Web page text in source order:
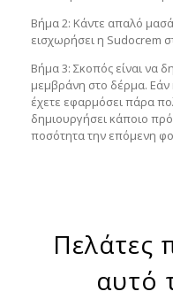
Βήμα 2: Κάντε απαλό
εισχωρήσει η Sudocrem
Βήμα 3: Σκοπός είναι να
μεμβράνη στο δέρμα.
έχετε εφαρμόσει πάρα
δημιουργήσει κάποιο
ποσότητα την επόμενη
Πελάτες
αυτό